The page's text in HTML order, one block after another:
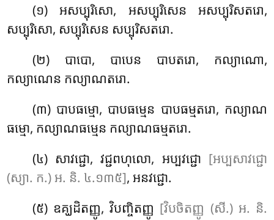
(១) អសប្បុរិសោ, អសប្បុរិសេន អសប្បុរិសតរោ,
សប្បុរិសោ, សប្បុរិសេន សប្បុរិសតរោ.
(២) បាបោ, បាបេន បាបតរោ, កល្យាណោ,
កល្យាណេន កល្យាណតរោ.
(៣) បាបធម្មោ, បាបធម្មេន បាបធម្មតរោ, កល្យាណ
ធម្មោ, កល្យាណធម្មេន កល្យាណធម្មតរោ.
(៤) សាវជ្ជោ, វជ្ជពហុលោ, អប្បវជ្ជោ [អប្បសាវជ្ជោ
(ស្យា. ក.) អ. និ. ៤.១៣៥], អនវជ្ជោ.
(៥) ឧគ្ឃដិតញ្ញូ, វិបញ្ចិតញ្ញូ [វិបចិតញ្ញូ (សី.) អ. និ.